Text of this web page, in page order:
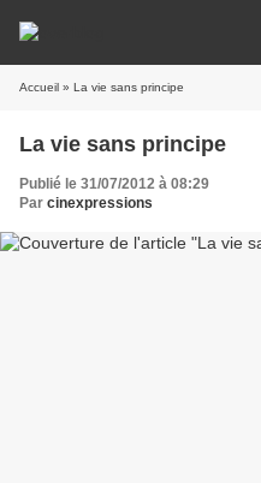
Accueil » La vie sans principe
La vie sans principe
Publié le 31/07/2012 à 08:29
Par cinexpressions